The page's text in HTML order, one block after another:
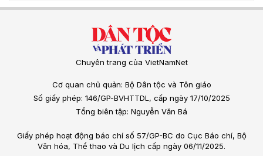
Chuyên trang của VietNamNet
Cơ quan chủ quản: Bộ Dân tộc và Tôn giáo
Số giấy phép: 146/GP-BVHTTDL, cấp ngày 17/10/2025
Tổng biên tập: Nguyễn Văn Bá
Giấy phép hoạt động báo chí số 57/GP-BC do Cục Báo chí, Bộ
Văn hóa, Thể thao và Du lịch cấp ngày 06/11/2025.